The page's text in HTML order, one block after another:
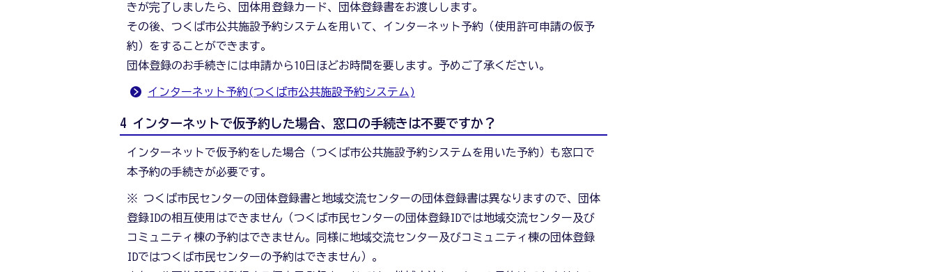
きが完了しましたら、団体用登録カード、団体登録書をお渡しします。
その後、つくば市公共施設予約システムを用いて、インターネット予約（使用許可申請の仮予
約）をすることができます。
団体登録のお手続きには申請から10日ほどお時間を要します。予めご了承ください。
インターネット予約(つくば市公共施設予約システム)
4 インターネットで仮予約した場合、窓口の手続きは不要ですか？
インターネットで仮予約をした場合（つくば市公共施設予約システムを用いた予約）も窓口で
本予約の手続きが必要です。
※ つくば市民センターの団体登録書と地域交流センターの団体登録書は異なりますので、団体
登録IDの相互使用はできません（つくば市民センターの団体登録IDでは地域交流センター及び
コミュニティ棟の予約はできません。同様に地域交流センター及びコミュニティ棟の団体登録
IDではつくば市民センターの予約はできません）。